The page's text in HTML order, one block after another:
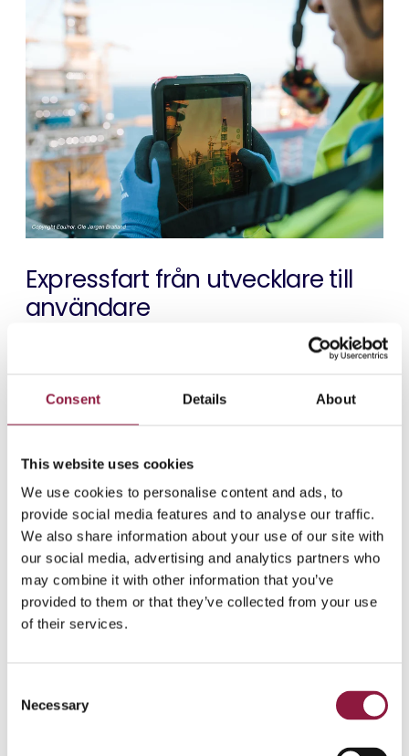
Consent Details About
This website uses cookies
We use cookies to personalise content and ads, to
provide social media features and to analyse our traffic.
We also share information about your use of our site with
our social media, advertising and analytics partners who
may combine it with other information that you’ve
provided to them or that they’ve collected from your use
of their services.
Necessary
Expressfart från utvecklare till
användare
Detta är bara ett axplock som visar hur de anställda på
30 appar har använts under byggprocessen. Dessa
appar, så kallade Enterprise-appar, är vanliga appar.
Vissa av dem är utvecklade av Equinor, andra åt
Genom att standardisera iPad (Mini) och iOS har
Equinor också fått andra belöningar, inklusive mindre
komplex apputveckling, bättre säkerhet och
användarupplevelser än genom att välja andra eller fler
alternativ.
Innan de anställda börjar använda apparna spelar vi på
Techstep också en roll. Vi testar apparna för bland
Vi tar också hand om alla uppdateringar och driften för
alla iPads genom så kallad MDM (Mobile Device
Advisory som baseras på Equinors säkerhets- och